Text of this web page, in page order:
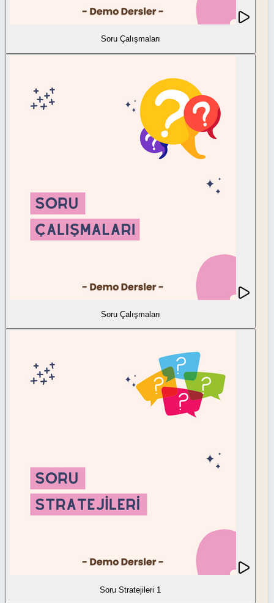
Soru Çalışmaları
Soru Çalışmaları
Soru Stratejileri 1